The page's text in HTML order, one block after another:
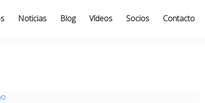
Noticias Blog Vídeos Socios Contacto